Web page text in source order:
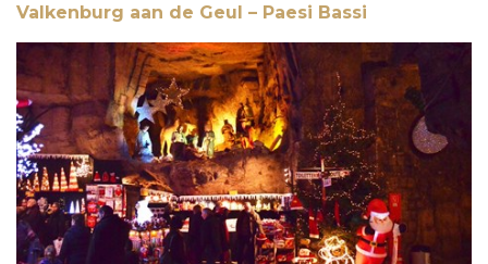
Valkenburg aan de Geul – Paesi Bassi